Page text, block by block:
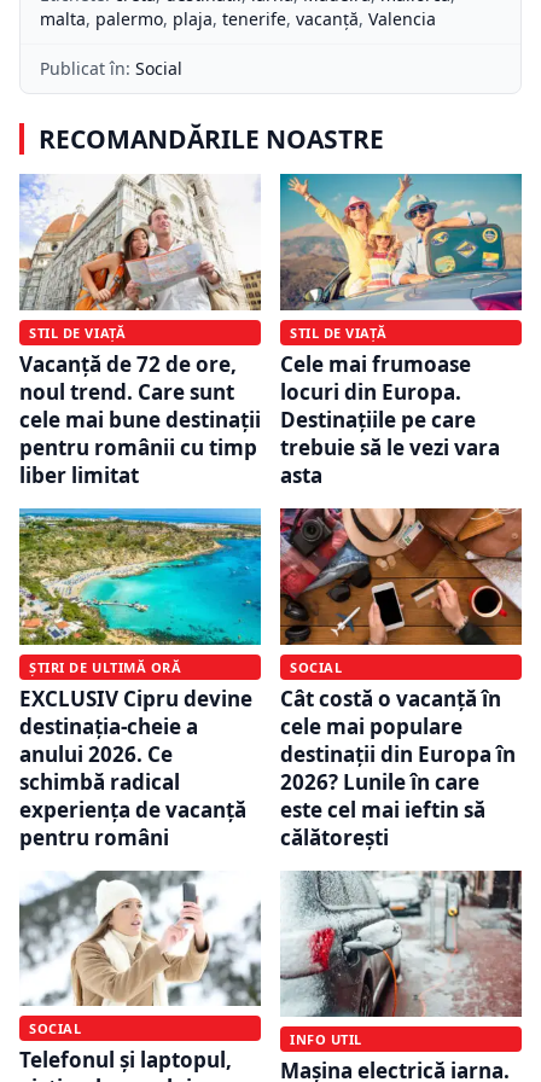
malta, palermo, plaja, tenerife, vacanță, Valencia
Publicat în: Social
RECOMANDĂRILE NOASTRE
STIL DE VIAȚĂ
Vacanță de 72 de ore,
noul trend. Care sunt
cele mai bune destinații
pentru românii cu timp
liber limitat
STIL DE VIAȚĂ
Cele mai frumoase
locuri din Europa.
Destinațiile pe care
trebuie să le vezi vara
asta
ȘTIRI DE ULTIMĂ ORĂ
EXCLUSIV Cipru devine
destinația-cheie a
anului 2026. Ce
schimbă radical
experiența de vacanță
pentru români
SOCIAL
Cât costă o vacanță în
cele mai populare
destinații din Europa în
2026? Lunile în care
este cel mai ieftin să
călătorești
SOCIAL
Telefonul și laptopul,
INFO UTIL
Mașina electrică iarna.